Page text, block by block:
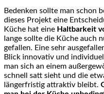
Bedenken sollte man schon
dieses Projekt eine
Küche hat eine Haltbarkeit
lange sollte die Küche auch
gefallen. Eine sehr
Blick innovativ und
man sich an einem
schnell satt sieht und die
längerfristig attraktiv bleibt.